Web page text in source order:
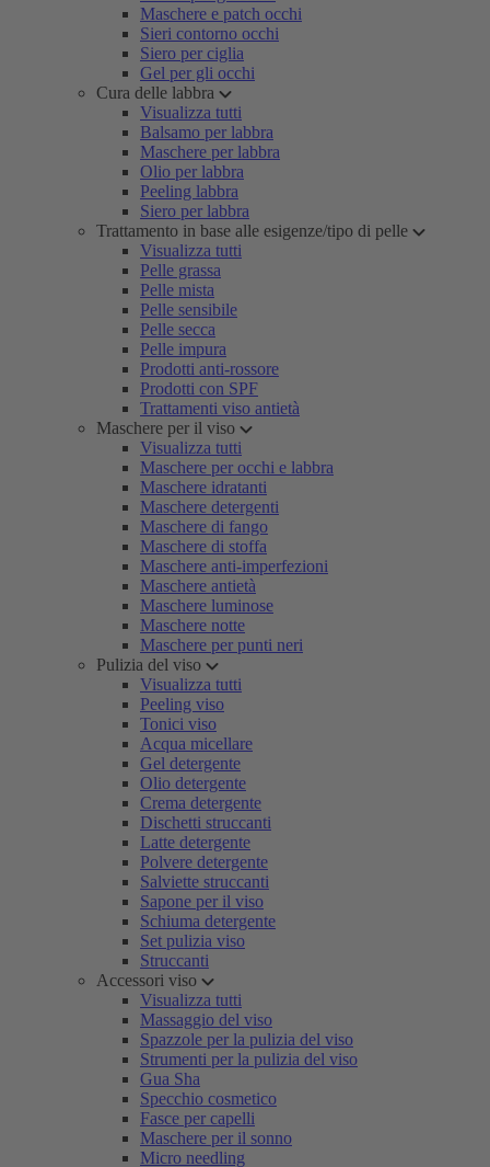
Maschere e patch occhi
Sieri contorno occhi
Siero per ciglia
Gel per gli occhi
Cura delle labbra
Visualizza tutti
Balsamo per labbra
Maschere per labbra
Olio per labbra
Peeling labbra
Siero per labbra
Trattamento in base alle esigenze/tipo di pelle
Visualizza tutti
Pelle grassa
Pelle mista
Pelle sensibile
Pelle secca
Pelle impura
Prodotti anti-rossore
Prodotti con SPF
Trattamenti viso antietà
Maschere per il viso
Visualizza tutti
Maschere per occhi e labbra
Maschere idratanti
Maschere detergenti
Maschere di fango
Maschere di stoffa
Maschere anti-imperfezioni
Maschere antietà
Maschere luminose
Maschere notte
Maschere per punti neri
Pulizia del viso
Visualizza tutti
Peeling viso
Tonici viso
Acqua micellare
Gel detergente
Olio detergente
Crema detergente
Dischetti struccanti
Latte detergente
Polvere detergente
Salviette struccanti
Sapone per il viso
Schiuma detergente
Set pulizia viso
Struccanti
Accessori viso
Visualizza tutti
Massaggio del viso
Spazzole per la pulizia del viso
Strumenti per la pulizia del viso
Gua Sha
Specchio cosmetico
Fasce per capelli
Maschere per il sonno
Micro needling